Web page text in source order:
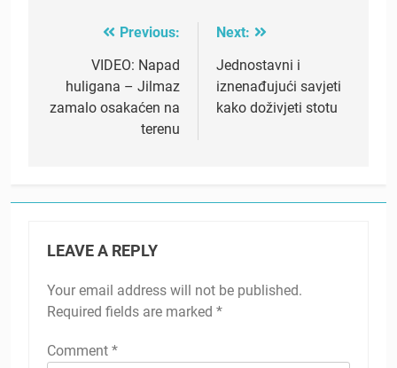
navigation
Previous:
VIDEO: Napad
huligana – Jilmaz
zamalo osakaćen na
terenu
Next:
Jednostavni i
iznenađujući savjeti
kako doživjeti stotu
LEAVE A REPLY
Your email address will not be published.
Required fields are marked *
Comment *